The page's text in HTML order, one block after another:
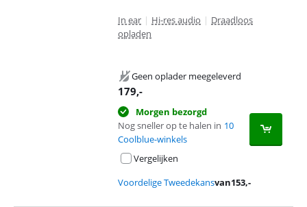
In ear | Hi-res audio | Draadloos
opladen
Geen oplader meegeleverd
179,-
Morgen bezorgd
Nog sneller op te halen in 10
Coolblue-winkels
Vergelijken
Voordelige Tweedekansvan153,-